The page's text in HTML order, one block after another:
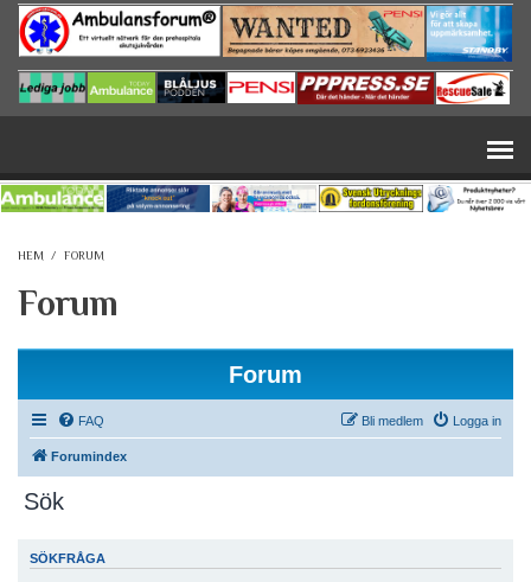
Hoppa till huvudinnehåll
HEM / FORUM
Forum